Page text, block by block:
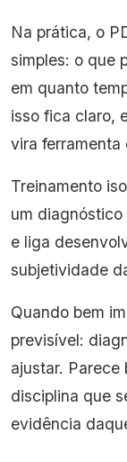
Na prática, o
simples: o que
em quanto
isso fica claro,
vira ferramenta
Treinamento
um
e liga
subjetividade
Quando bem
previsível:
ajustar. Parece
disciplina que
evidência